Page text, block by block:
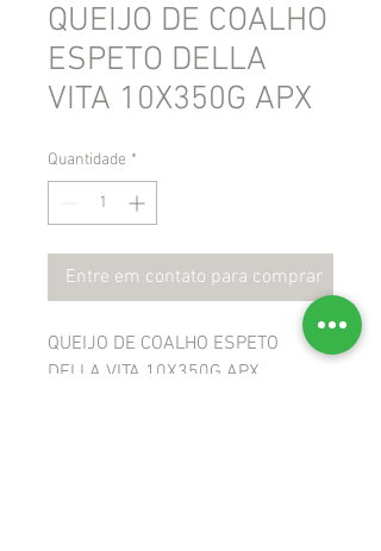
QUEIJO DE COALHO
ESPETO DELLA
VITA 10X350G APX
Quantidade *
Entre em contato para comprar
QUEIJO DE COALHO ESPETO
DELLA VITA 10X350G APX